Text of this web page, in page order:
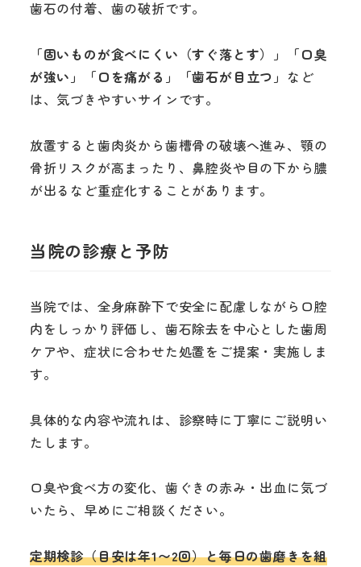
歯石の付着、歯の破折です。
「固いものが食べにくい（すぐ落とす）」「口臭
が強い」「口を痛がる」「歯石が目立つ」 など
は、気づきやすいサインです。
放置すると歯肉炎から歯槽骨の破壊へ進み、顎の
骨折リスクが高まったり、鼻腔炎や目の下から膿
が出るなど重症化することがあります。
当院の診療と予防
当院では、全身麻酔下で安全に配慮しながら口腔
内をしっかり評価し、歯石除去を中心とした歯周
ケアや、症状に合わせた処置をご提案・実施しま
す。
具体的な内容や流れは、診察時に丁寧にご説明い
たします。
口臭や食べ方の変化、歯ぐきの赤み・出血に気づ
いたら、早めにご相談ください。
定期検診（目安は年1〜2回）と毎日の歯磨きを組